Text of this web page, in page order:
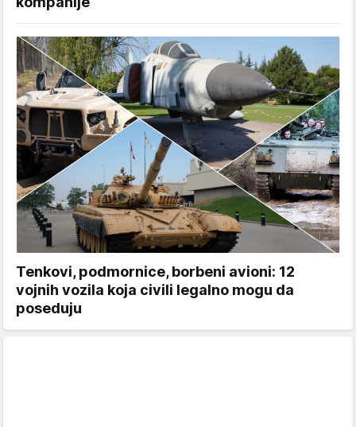
Tenkovi, podmornice, borbeni avioni: 12
vojnih vozila koja civili legalno mogu da
poseduju